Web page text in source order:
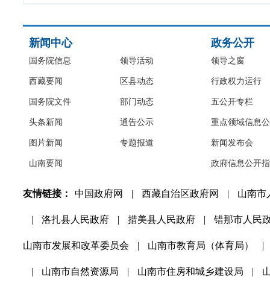
新闻中心
国务院信息
西藏要闻
国务院文件
头条新闻
图片新闻
山南要闻
领导活动
区县动态
部门动态
通告公示
专题报道
政务公开
领导之窗
行政权力运行
五公开专栏
重点领域信息
新闻发布会
政府信息公开
友情链接： 中国政府网 | 西藏自治区政府网 | 山南市
| 洛扎县人民政府 | 措美县人民政府 | 错那市人民
山南市发展和改革委员会 | 山南市教育局（体育局） |
| 山南市自然资源局 | 山南市住房和城乡建设局 |